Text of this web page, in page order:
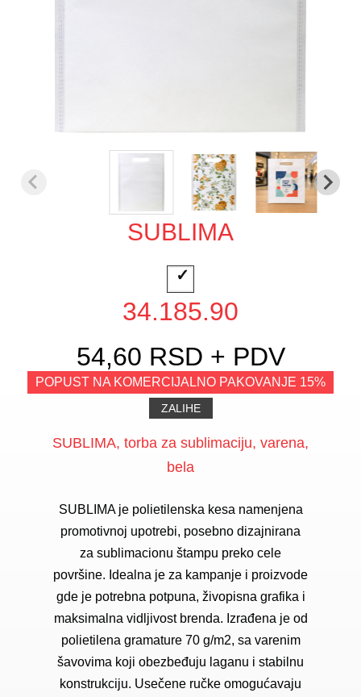
SUBLIMA
34.185.90
54,60 RSD + PDV
POPUST NA KOMERCIJALNO PAKOVANJE 15%
ZALIHE
SUBLIMA, torba za sublimaciju, varena,
bela
SUBLIMA je polietilenska kesa namenjena
promotivnoj upotrebi, posebno dizajnirana
za sublimacionu štampu preko cele
površine. Idealna je za kampanje i proizvode
gde je potrebna potpuna, živopisna grafika i
maksimalna vidljivost brenda. Izrađena je od
polietilena gramature 70 g/m2, sa varenim
šavovima koji obezbeđuju laganu i stabilnu
konstrukciju. Usečene ručke omogućavaju